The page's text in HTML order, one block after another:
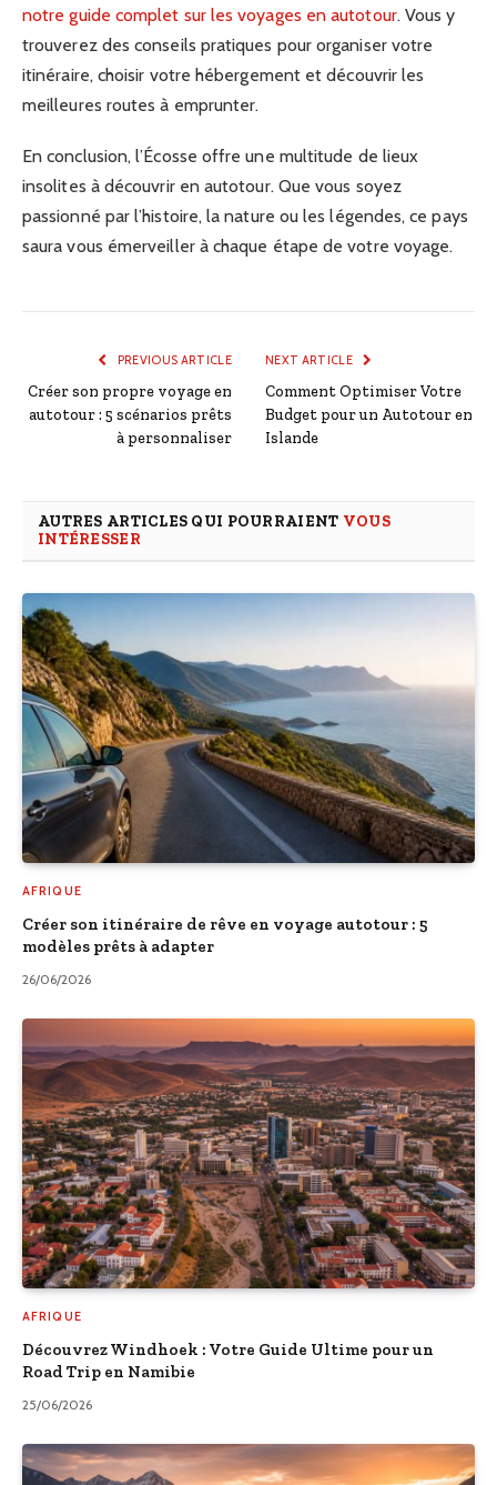
notre guide complet sur les voyages en autotour. Vous y
trouverez des conseils pratiques pour organiser votre
itinéraire, choisir votre hébergement et découvrir les
meilleures routes à emprunter.
En conclusion, l’Écosse offre une multitude de lieux
insolites à découvrir en autotour. Que vous soyez
passionné par l’histoire, la nature ou les légendes, ce pays
saura vous émerveiller à chaque étape de votre voyage.
PREVIOUS ARTICLE
Créer son propre voyage en
autotour : 5 scénarios prêts
à personnaliser
NEXT ARTICLE
Comment Optimiser Votre
Budget pour un Autotour en
Islande
AUTRES ARTICLES QUI POURRAIENT VOUS
INTÉRESSER
AFRIQUE
Créer son itinéraire de rêve en voyage autotour : 5
modèles prêts à adapter
26/06/2026
AFRIQUE
Découvrez Windhoek : Votre Guide Ultime pour un
Road Trip en Namibie
25/06/2026